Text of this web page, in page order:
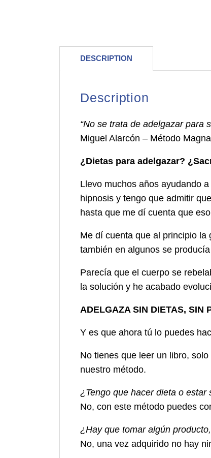
DESCRIPTION
Description
“No se trata de adelgazar para
Miguel Alarcón – Método Magna
¿Dietas para adelgazar?
Llevo muchos años ayudando
hipnosis y tengo que admitir
hasta que me dí cuenta que
Me dí cuenta que al principio la
también en algunos se
Parecía que el cuerpo se
la solución y he acabado
ADELGAZA SIN DIETAS, SIN
Y es que ahora tú lo puedes
No tienes que leer un libro,
nuestro método.
¿Tengo que hacer dieta o
No, con este método puedes
¿Hay que tomar algún
No, una vez adquirido no hay